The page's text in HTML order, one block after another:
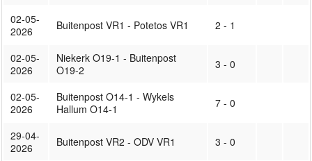
02-05-
2026
Buitenpost VR1 - Potetos VR1 2 - 1
02-05-
2026
Niekerk O19-1 - Buitenpost
O19-2
3 - 0
02-05-
2026
Buitenpost O14-1 - Wykels
Hallum O14-1
7 - 0
29-04-
2026
Buitenpost VR2 - ODV VR1 3 - 0